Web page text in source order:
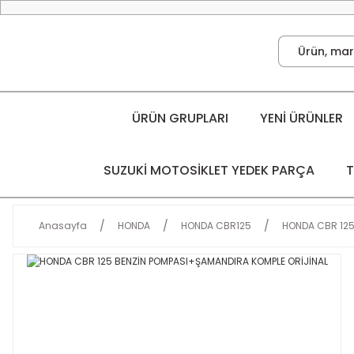
ÜRÜN GRUPLARI YENİ ÜRÜNLER
SUZUKİ MOTOSİKLET YEDEK PARÇA
Anasayfa HONDA HONDA CBR125 HONDA CBR